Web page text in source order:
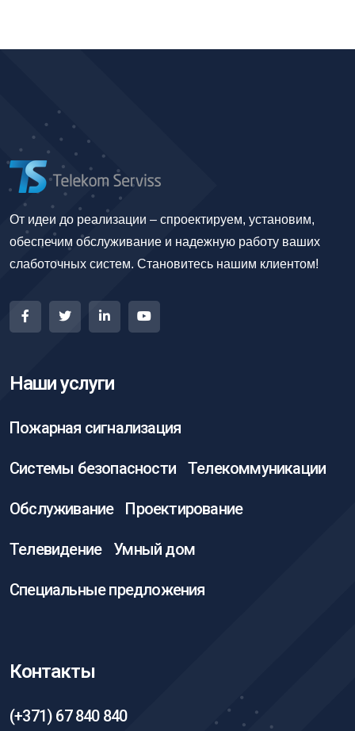
От идеи до реализации – спроектируем, установим,
обеспечим обслуживание и надежную работу ваших
слаботочных систем. Становитесь нашим клиентом!
Наши услуги
Пожарная сигнализация
Системы безопасности Телекоммуникации
Обслуживание Проектирование
Телевидение Умный дом
Специальные предложения
Контакты
(+371) 67 840 840